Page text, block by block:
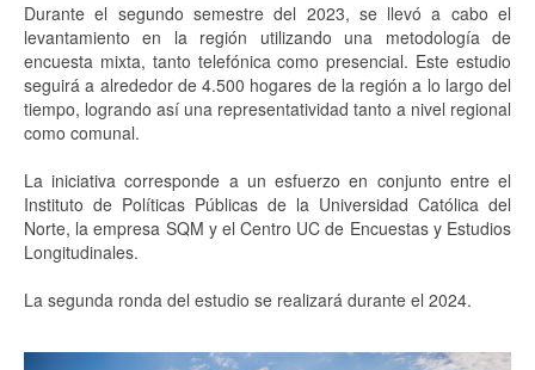
Contacto
Durante el segundo semestre del 2023, se llevó a cabo el
levantamiento en la región utilizando una metodología de
encuesta mixta, tanto telefónica como presencial. Este estudio
seguirá a alrededor de 4.500 hogares de la región a lo largo del
tiempo, logrando así una representatividad tanto a nivel regional
como comunal.
La iniciativa corresponde a un esfuerzo en conjunto entre el
Instituto de Políticas Públicas de la Universidad Católica del
Norte, la empresa SQM y el Centro UC de Encuestas y Estudios
Longitudinales.
La segunda ronda del estudio se realizará durante el 2024.